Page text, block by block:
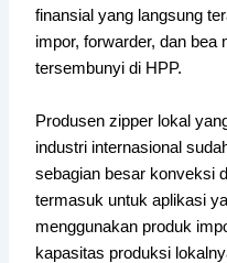
finansial yang langsung
impor, forwarder, dan bea
tersembunyi di HPP.
Produsen zipper lokal
industri internasional
sebagian besar konveksi
termasuk untuk aplikasi
menggunakan produk
kapasitas produksi